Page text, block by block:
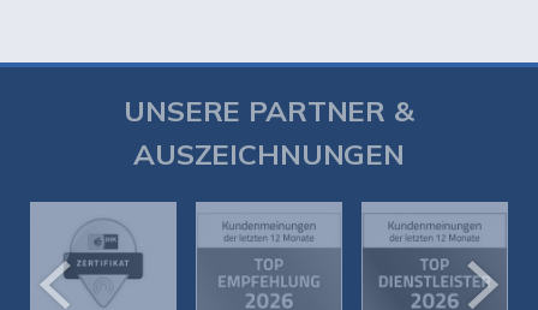
UNSERE PARTNER &
AUSZEICHNUNGEN